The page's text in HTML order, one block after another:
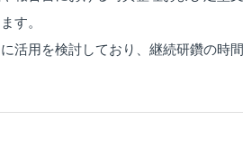
す。
活用を検討しており、継続研鑽の時